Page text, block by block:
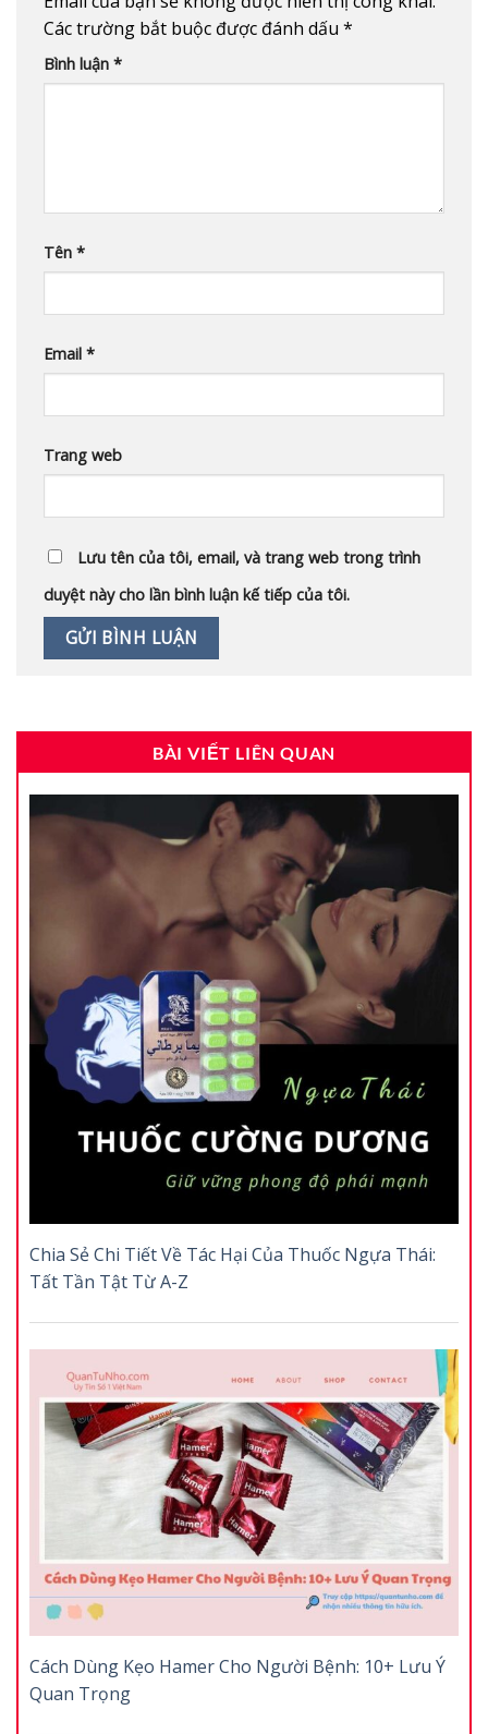
Các trường bắt buộc được đánh dấu *
Bình luận *
Tên *
Email *
Trang web
Lưu tên của tôi, email, và trang web trong trình
duyệt này cho lần bình luận kế tiếp của tôi.
BÀI VIẾT LIÊN QUAN
Chia Sẻ Chi Tiết Về Tác Hại Của Thuốc Ngựa Thái:
Tất Tần Tật Từ A-Z
Cách Dùng Kẹo Hamer Cho Người Bệnh: 10+ Lưu Ý
Quan Trọng